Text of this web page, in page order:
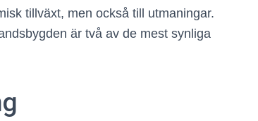
tillväxt, men också till utmaningar.
är två av de mest synliga